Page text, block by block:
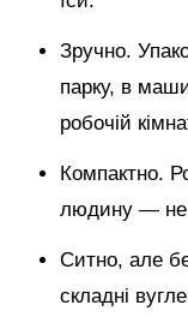
Зручно.
парку, в
робочій
Компактно.
людину — не
Ситно, але
складні